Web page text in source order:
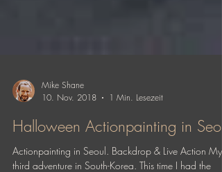
Mike Shane
10. Nov. 2018
1 Min. Lesezeit